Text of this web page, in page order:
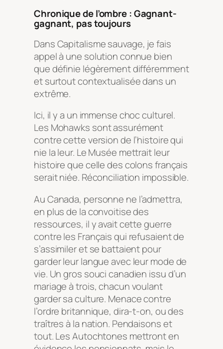
Chronique de l’ombre : Gagnant-
gagnant, pas toujours
Dans Capitalisme sauvage, je fais
appel à une solution connue bien
que définie légèrement différemment
et surtout contextualisée dans un
extrême.
Ici, il y a un immense choc culturel.
Les Mohawks sont assurément
contre cette version de l’histoire qui
nie la leur. Le Musée mettrait leur
histoire que celle des colons français
serait niée. Réconciliation impossible.
Au Canada, personne ne l’admettra,
en plus de la convoitise des
ressources, il y avait cette guerre
contre les Français qui refusaient de
s’assimiler et se battaient pour
garder leur langue avec leur mode de
vie. Un gros souci canadien issu d’un
mariage à trois, chacun voulant
garder sa culture. Menace contre
l’ordre britannique, dira-t-on, ou des
traîtres à la nation. Pendaisons et
tout. Les Autochtones mettront en